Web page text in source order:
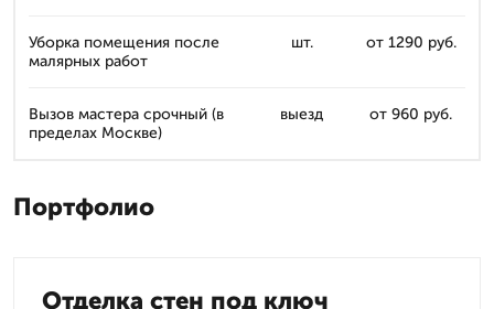
Уборка помещения после
малярных работ
шт. от 1290 руб.
Вызов мастера срочный (в
пределах Москве)
выезд от 960 руб.
Портфолио
Отделка стен под ключ